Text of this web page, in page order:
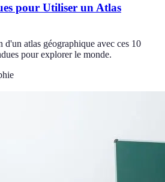
pour Utiliser un Atlas
atlas géographique avec ces 10
pour explorer le monde.